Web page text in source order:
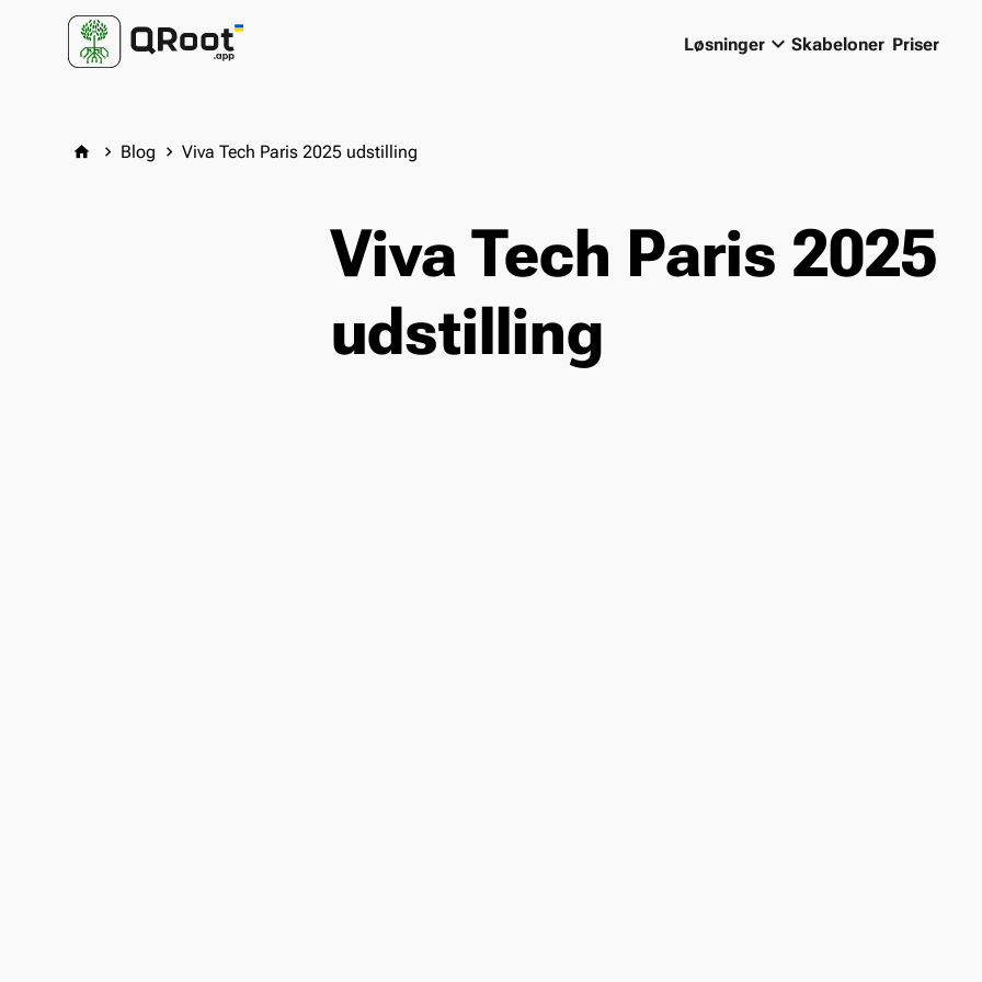
Løsningerkeyboard_arrow_down Skabeloner Priser
home keyboard_arrow_right Blog keyboard_arrow_right Viva Tech Paris 2025 udstilling
Viva Tech Paris 2025
udstilling